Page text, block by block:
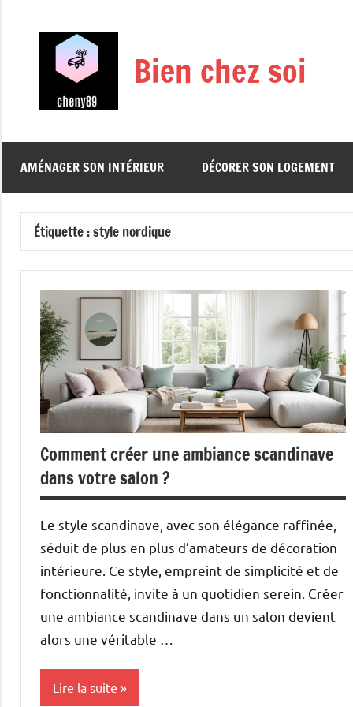
Bien chez soi
AMÉNAGER SON INTÉRIEUR DÉCORER SON LOGEMENT
Étiquette :style nordique
Comment créer une ambiance scandinave
dans votre salon ?
Le style scandinave, avec son élégance raffinée,
séduit de plus en plus d’amateurs de décoration
intérieure. Ce style, empreint de simplicité et de
fonctionnalité, invite à un quotidien serein. Créer
une ambiance scandinave dans un salon devient
alors une véritable …
Lire la suite